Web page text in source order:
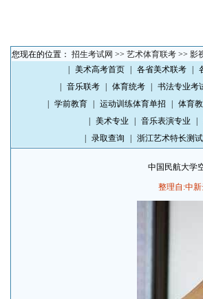
您现在的位置： 招生考试网 >> 艺术体育联考 >> 影
美术高考首页 各省美术联考
音乐联考 体育统考 书法专业考
学前教育 运动训练体育单招 体育
美术专业 音乐表演专业
录取查询 浙江艺术特长测试
中国民航大学
整理自:中